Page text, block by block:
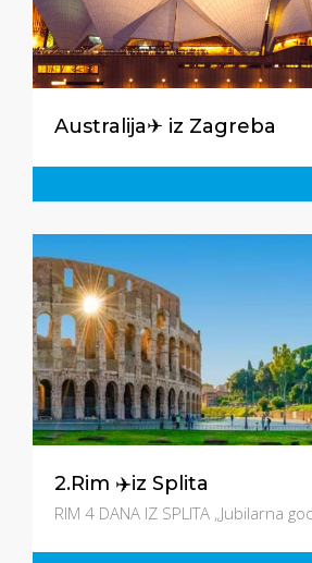
Australija✈ iz Zagreba
2.Rim ✈️iz Splita
RIM 4 DANA IZ SPLITA „Jubilarna